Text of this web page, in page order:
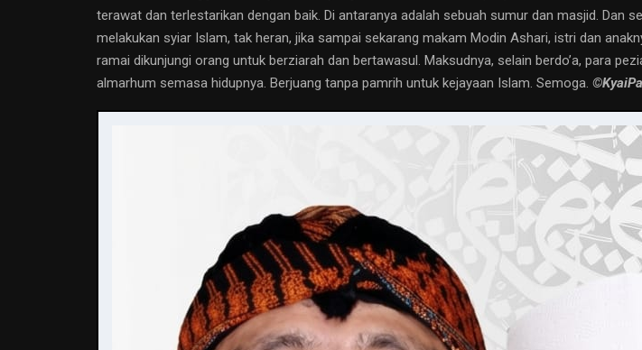
terawat dan terlestarikan dengan baik. Di antaranya adalah sebuah sumur dan masjid. Dan
melakukan syiar Islam, tak heran, jika sampai sekarang makam Modin Ashari, istri dan
ramai dikunjungi orang untuk berziarah dan bertawasul. Maksudnya, selain berdo’a, para
almarhum semasa hidupnya. Berjuang tanpa pamrih untuk kejayaan Islam. Semoga.